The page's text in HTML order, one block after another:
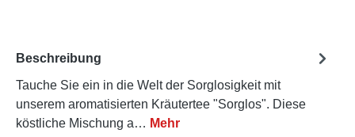
Beschreibung
Tauche Sie ein in die Welt der Sorglosigkeit mit
unserem aromatisierten Kräutertee "Sorglos". Diese
köstliche Mischung a… Mehr